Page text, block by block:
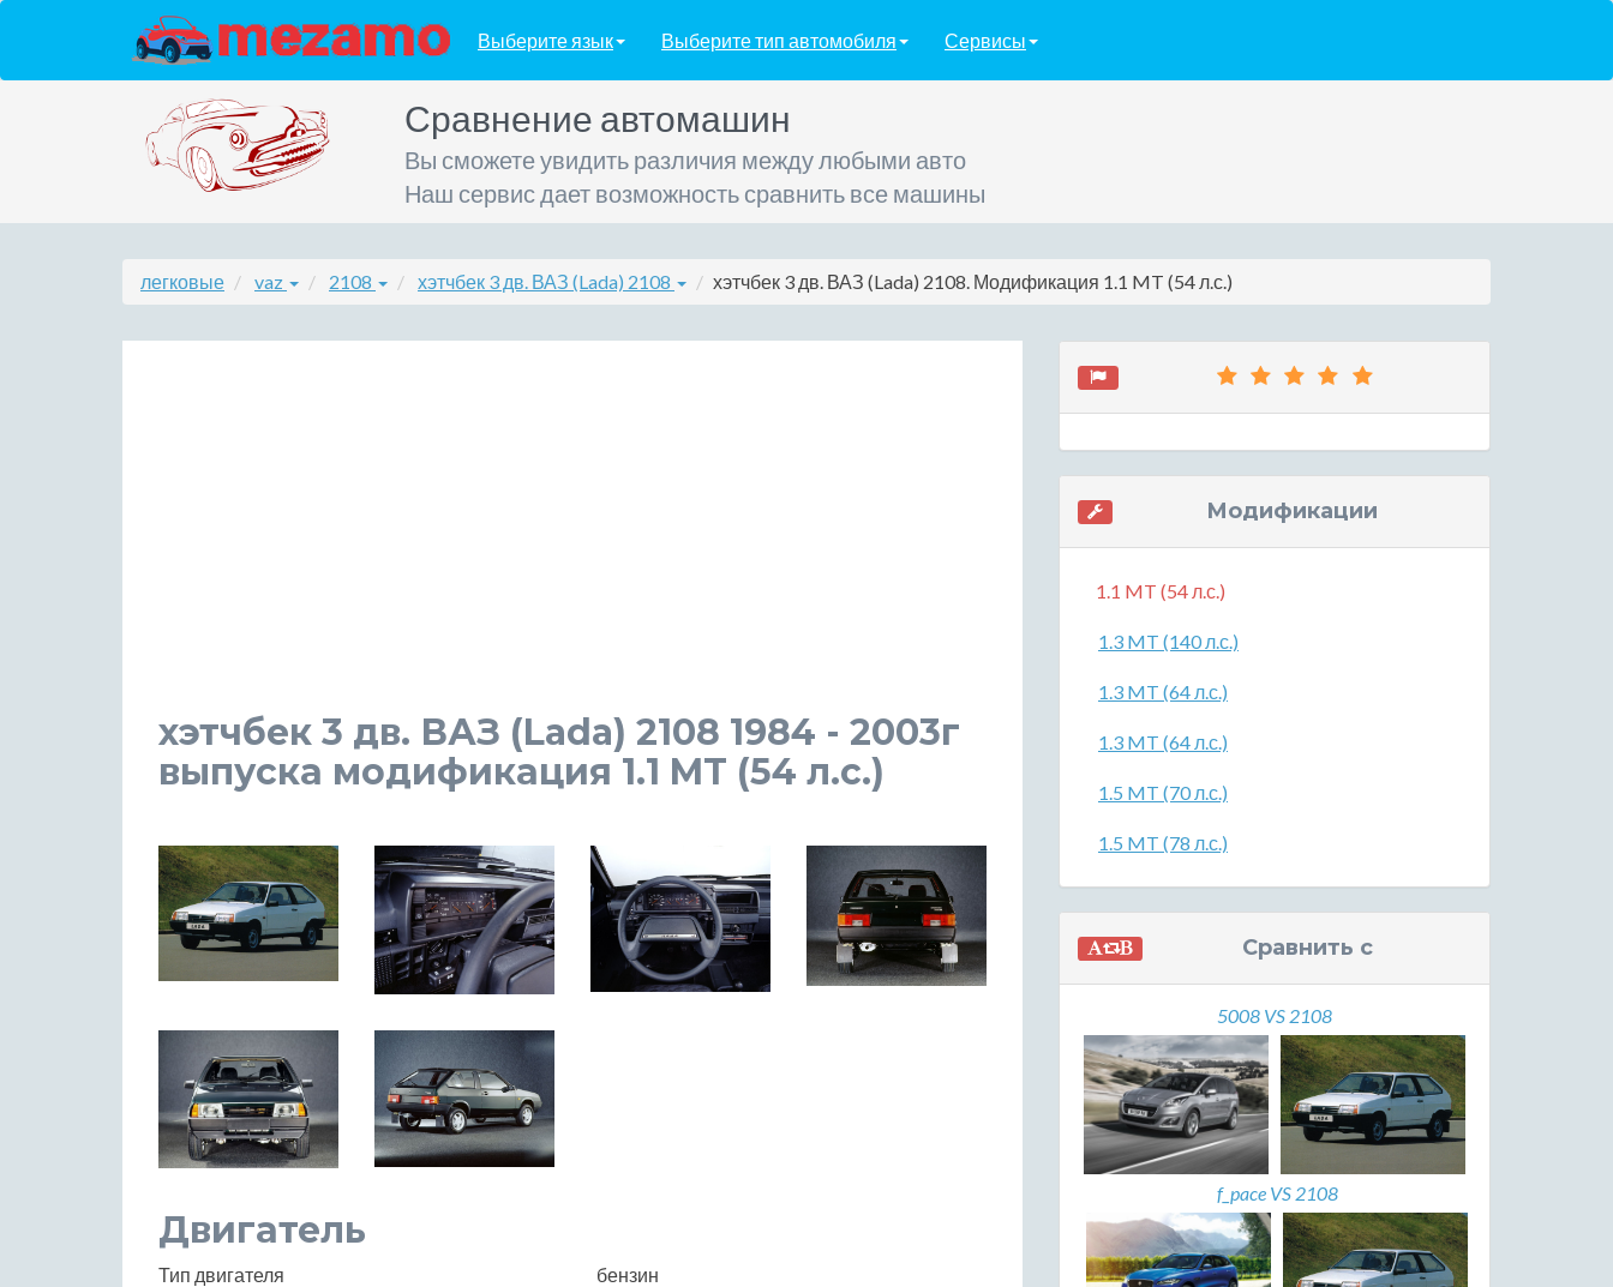
Выберите язык Выберите тип автомобиля Сервисы
Сравнение автомашин
Вы сможете увидить различия между любыми авто
Наш сервис дает возможность сравнить все машины
легковые vaz 2108 хэтчбек 3 дв. ВАЗ (Lada) 2108 хэтчбек 3 дв. ВАЗ (Lada) 2108. Модификация 1.1 MT (54 л.с.)
хэтчбек 3 дв. ВАЗ (Lada) 2108 1984 - 2003г
выпуска модификация 1.1 MT (54 л.с.)
Двигатель
Тип двигателя
бензин
Модификации
1.1 MT (54 л.с.)
1.3 MT (140 л.с.)
1.3 MT (64 л.с.)
1.3 MT (64 л.с.)
1.5 MT (70 л.с.)
1.5 MT (78 л.с.)
Сравнить с
5008 VS 2108
f_pace VS 2108